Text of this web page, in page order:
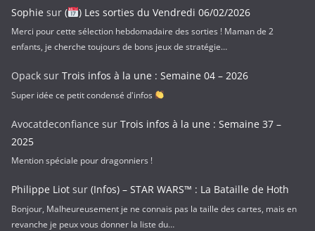
Sophie sur ( ) Les sorties du Vendredi 06/02/2026
Merci pour cette sélection hebdomadaire des sorties ! Maman de 2
enfants, je cherche toujours de bons jeux de stratégie…
Opack sur Trois infos à la une : Semaine 04 – 2026
Super idée ce petit condensé d'infos
Avocatdeconfiance sur Trois infos à la une : Semaine 37 –
2025
Mention spéciale pour dragonniers !
Philippe Liot sur (Infos) – STAR WARS™ : La Bataille de Hoth
Bonjour, Malheureusement je ne connais pas la taille des cartes, mais en
revanche je peux vous donner la liste du…